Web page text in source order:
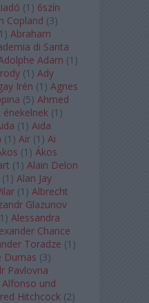
(1 ) 6szín
Copland (3)
1 ) Abraham
di Santa
Adam (1 )
(1 ) Ady
Irén (1 ) Agnes
(5) Ahmed
(1 )
(1 ) Aida
(1 ) Air (1 ) Ai
(1 ) Ákos
(1 ) Alain Delon
(1 ) Alan Jay
(1 ) Albrecht
Glazunov
1 ) Alessandra
Chance
Toradze (1 )
Dumas (3)
Pavlovna
Alfonso und
Hitchcock (2)